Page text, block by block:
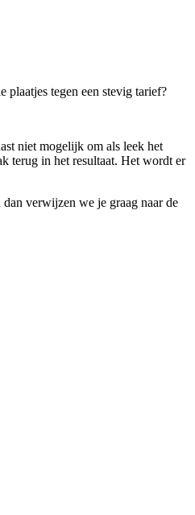
tegen een stevig tarief?
niet mogelijk om als leek het
terug in het resultaat. Het wordt er
verwijzen we je graag naar de